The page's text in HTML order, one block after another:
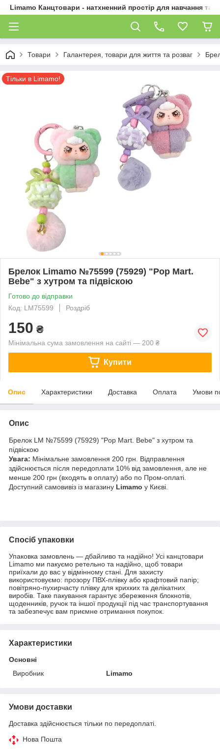
Limamo Канцтовари - натхненний простір для навчання та
Товари Галантерея, товари для життя та розваг
Тільки в Limamo!
Брелок Limamo №75599 (75929) "Pop Mart.
Bebe" з хутром та підвіскою
Готово до відправки
Код: LM75599
Роздріб
150 ₴
Мінімальна сума замовлення на сайті — 200 ₴
Купити
Опис Характеристики Доставка Оплата Умови
Опис
Брелок LM №75599 (75929) "Pop Mart. Bebe" з хутром та
підвіскою
Увага: Мінімальне замовлення 200 грн. Відправлення
здійснюється після передоплати 10% від замовлення, але не
менше 200 грн (входять в оплату) або по Пром-оплаті.
Доступний самовивіз із магазину Limamo у Києві.
Спосіб упаковки
Упаковка замовлень — дбайливо та надійно! Усі канцтовари
Limamo ми пакуємо ретельно та надійно, щоб товари
приїхали до вас у відмінному стані. Для захисту
використовуємо: прозору ПВХ-плівку або крафтовий папір;
повітряно-пухирчасту плівку для крихких та делікатних
виробів. Таке пакування гарантує збереження блокнотів,
щоденників, ручок та іншої продукції під час транспортування
та забезпечує вам приємне отримання покупок.
Характеристики
Основні
Виробник
Limamo
Умови доставки
Доставка здійснюється тільки по передоплаті.
Нова Пошта